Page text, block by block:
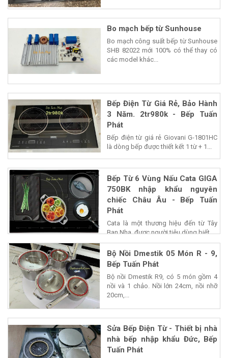
Bo mạch bếp từ Sunhouse
Bo mạch công suất bếp từ Sunhouse
SHB 82022 mới 100% có thể thay có
các model khác...
Bếp Điện Từ Giá Rẻ, Bảo Hành
3 Năm. 2tr980k - Bếp Tuấn
Phát
Bếp điện từ giá rẻ Giovani G-1801HC
là dòng bếp được thiết kết 1 từ + 1...
Bếp Từ 6 Vùng Nấu Cata GIGA
750BK nhập khẩu nguyên
chiếc Châu Âu - Bếp Tuấn
Phát
Cata là một thương hiệu đến từ Tây
Ban Nha, được người tiêu dùng biết...
Bộ Nồi Dmestik 05 Món R - 9,
Bếp Tuấn Phát
Bộ nồi Dmestik R9, có 5 món gồm 4
nồi và 1 chảo. Nồi lớn 24cm, nồi nhỡ
20cm,...
Sửa Bếp Điện Từ - Thiết bị nhà
nhà bếp nhập khẩu Đức, Bếp
Tuấn Phát